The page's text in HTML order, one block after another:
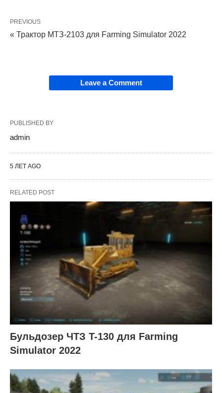
PREVIOUS
« Трактор МТЗ-2103 для Farming Simulator 2022
Leave a Comment
PUBLISHED BY
admin
5 ЛЕТ AGO
RELATED POST
Бульдозер ЧТЗ T-130 для Farming
Simulator 2022